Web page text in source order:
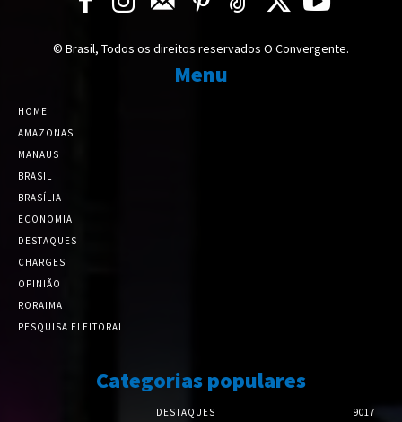
© Brasil, Todos os direitos reservados O Convergente.
Menu
HOME
AMAZONAS
MANAUS
BRASIL
BRASÍLIA
ECONOMIA
DESTAQUES
CHARGES
OPINIÃO
RORAIMA
PESQUISA ELEITORAL
Categorias populares
DESTAQUES 9017